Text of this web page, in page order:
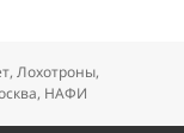
,Лохотроны,
, НАФИ